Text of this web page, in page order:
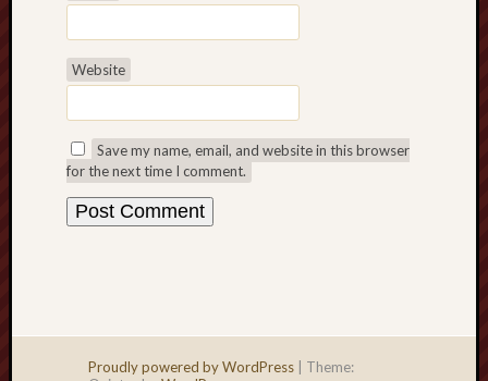
Website
Save my name, email, and website in this browser
for the next time I comment.
Proudly powered by WordPress
Theme: